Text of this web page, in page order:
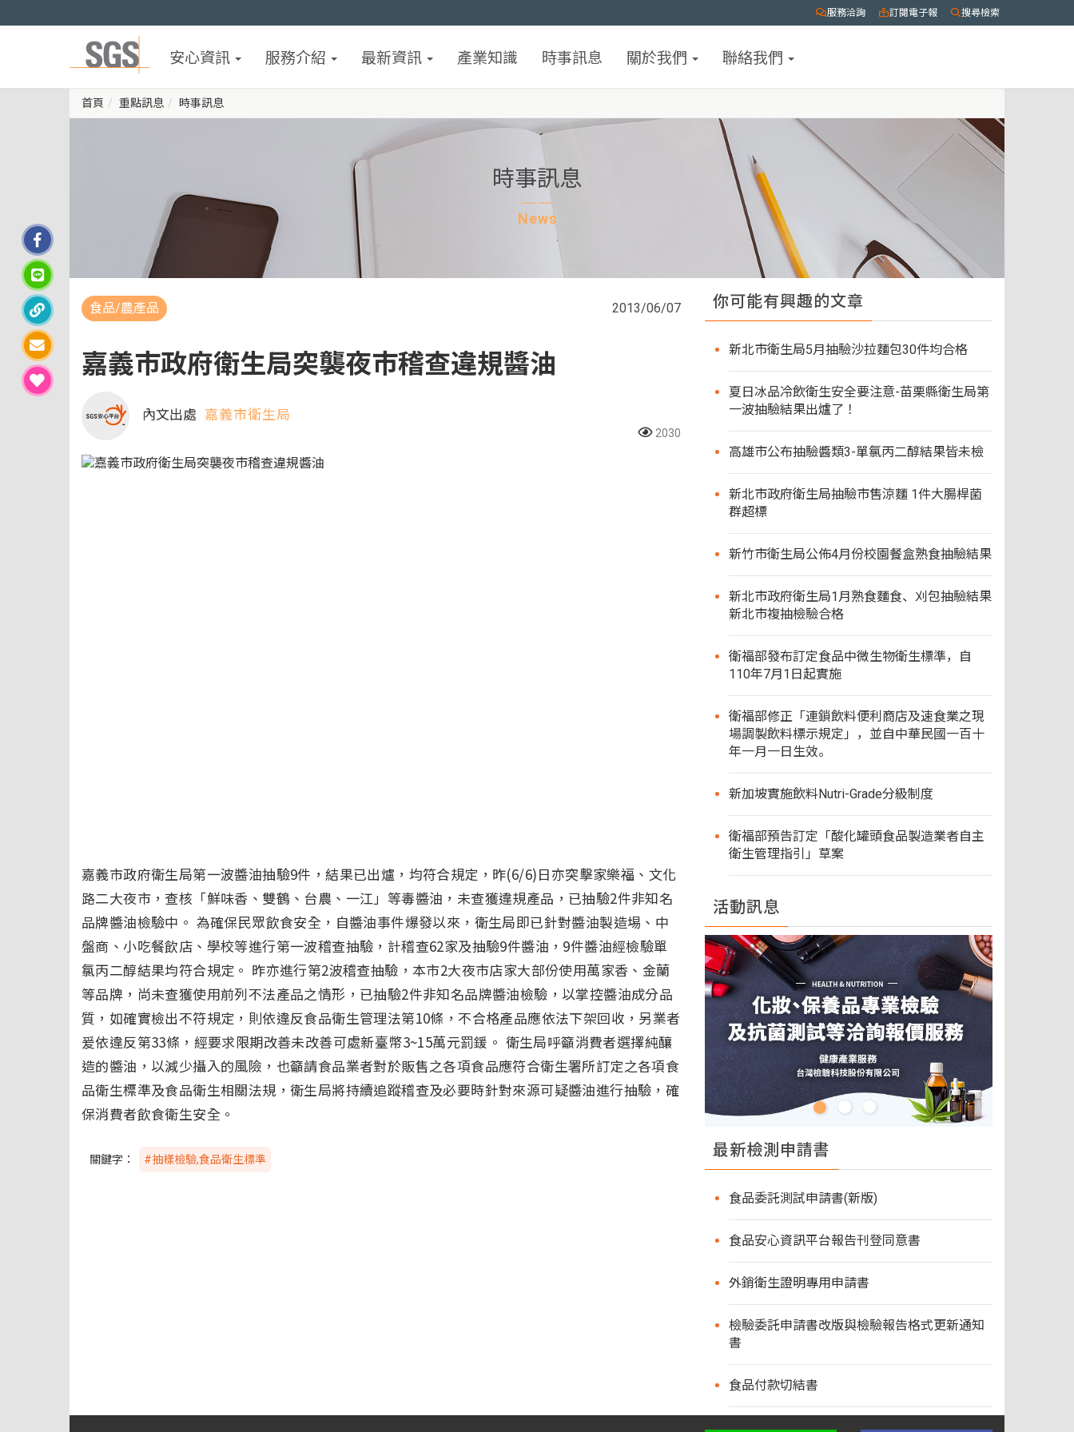
服務洽詢 訂閱電子報 搜尋檢索
安心資訊 服務介紹 最新資訊 產業知識 時事訊息 關於我們 聯絡我們
首頁 重點訊息 時事訊息
時事訊息
News
食品/農產品 2013/06/07
嘉義市政府衛生局突襲夜市稽查違規醬油
內文出處 嘉義市衛生局
2030
嘉義市政府衛生局第一波醬油抽驗9件，結果已出爐，均符合規定，昨(6/6)日亦突擊家樂福、文化
路二大夜市，查核「鮮味香、雙鶴、台農、一江」等毒醬油，未查獲違規產品，已抽驗2件非知名
品牌醬油檢驗中。 為確保民眾飲食安全，自醬油事件爆發以來，衛生局即已針對醬油製造埸、中
盤商、小吃餐飲店、學校等進行第一波稽查抽驗，計稽查62家及抽驗9件醬油，9件醬油經檢驗單
氯丙二醇結果均符合規定。 昨亦進行第2波稽查抽驗，本市2大夜市店家大部份使用萬家香、金蘭
等品牌，尚未查獲使用前列不法產品之情形，已抽驗2件非知名品牌醬油檢驗，以掌控醬油成分品
質，如確實檢出不符規定，則依違反食品衛生管理法第10條，不合格產品應依法下架回收，另業者
爰依違反第33條，經要求限期改善未改善可處新臺幣3~15萬元罰鍰。 衛生局呼籲消費者選擇純釀
造的醬油，以減少攝入的風險，也籲請食品業者對於販售之各項食品應符合衛生署所訂定之各項食
品衛生標準及食品衛生相關法規，衛生局將持續追蹤稽查及必要時針對來源可疑醬油進行抽驗，確
保消費者飲食衛生安全。
關鍵字： #抽樣檢驗,食品衛生標準
你可能有興趣的文章
新北市衛生局5月抽驗沙拉麵包30件均合格
夏日冰品冷飲衛生安全要注意-苗栗縣衛生局第
一波抽驗結果出爐了！
高雄市公布抽驗醬類3-單氯丙二醇結果皆未檢
新北市政府衛生局抽驗市售涼麵 1件大腸桿菌
群超標
新竹市衛生局公佈4月份校園餐盒熟食抽驗結果
新北市政府衛生局1月熟食麵食、刈包抽驗結果
新北市複抽檢驗合格
衛福部發布訂定食品中微生物衛生標準，自
110年7月1日起實施
衛福部修正「連鎖飲料便利商店及速食業之現
場調製飲料標示規定」，並自中華民國一百十
年一月一日生效。
新加坡實施飲料Nutri-Grade分級制度
衛福部預告訂定「酸化罐頭食品製造業者自主
衛生管理指引」草案
活動訊息
最新檢測申請書
食品委託測試申請書(新版)
食品安心資訊平台報告刊登同意書
外銷衛生證明專用申請書
檢驗委託申請書改版與檢驗報告格式更新通知
書
食品付款切結書